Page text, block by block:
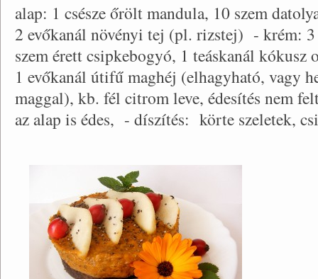
alap: 1 csésze őrölt mandula, 10 szem
2 evőkanál növényi tej (pl. rizstej) - krém:
szem érett csipkebogyó, 1 teáskanál kókusz
1 evőkanál útifű maghéj (elhagyható, vagy
maggal), kb. fél citrom leve, édesítés nem
az alap is édes, - díszítés: körte szeletek,